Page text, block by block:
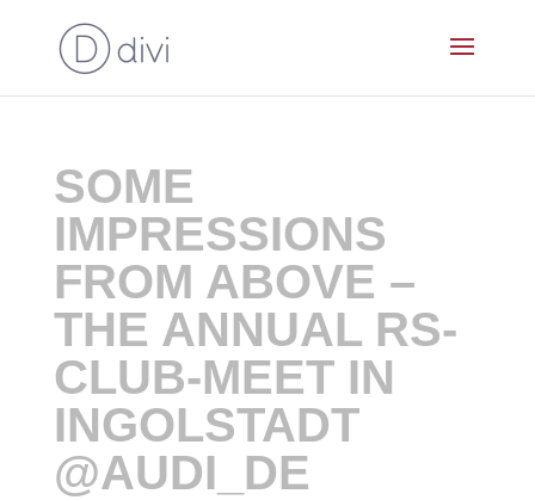
SOME
IMPRESSIONS
FROM ABOVE –
THE ANNUAL RS-
CLUB-MEET IN
INGOLSTADT
@AUDI_DE